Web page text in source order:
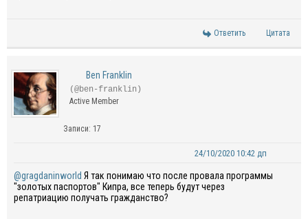
Ответить Цитата
Ben Franklin
(@ben-franklin)
Active Member
Записи: 17
24/10/2020 10:42 дп
@gragdaninworld Я так понимаю что после провала программы
"золотых паспортов" Кипра, все теперь будут через
репатриацию получать гражданство?